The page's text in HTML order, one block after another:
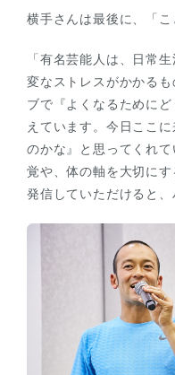
横手さんは最後に、「こ
「有名芸能人は、日常
変なストレスがかかる
ブで『よくなるために
えています。今日ここ
のかな』と思ってくれ
覚や、体の軸を大切に
発信していただけると、